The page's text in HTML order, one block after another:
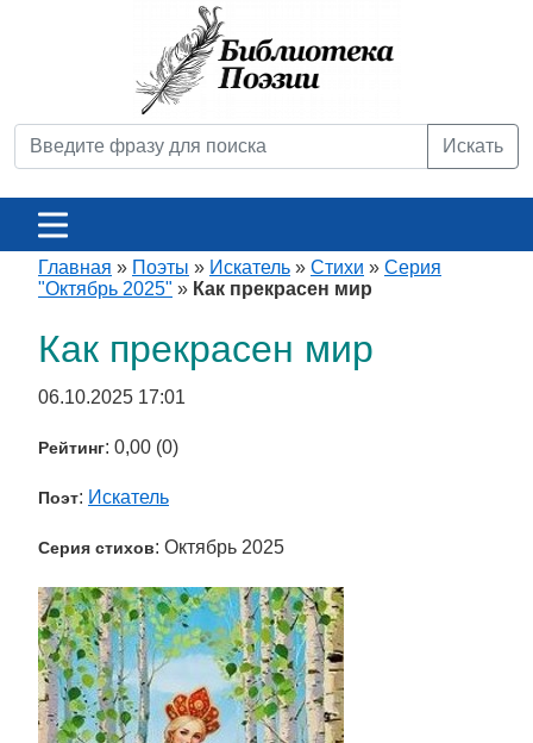
Искать
Главная » Поэты » Искатель » Стихи » Серия
"Октябрь 2025" » Как прекрасен мир
Как прекрасен мир
06.10.2025 17:01
Рейтинг: 0,00 (0)
Поэт: Искатель
Серия стихов: Октябрь 2025